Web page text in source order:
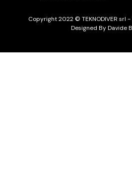
Copyright 2022 © TEKNODIVER
Designed By Davide